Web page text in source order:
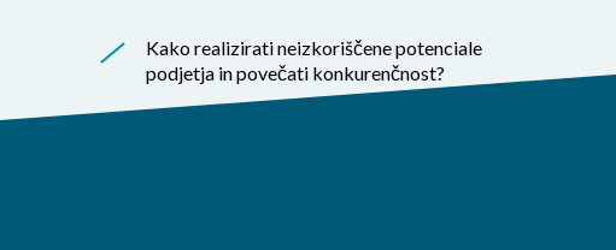
Kako realizirati neizkoriščene potenciale
podjetja in povečati konkurenčnost?